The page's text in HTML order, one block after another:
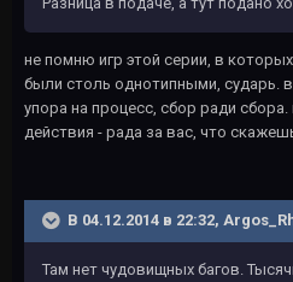
не помню игр этой серии, в
были столь однотипными, сударь.
упора на процесс, сбор ради
действия - рада за вас, что
В 04.12.2014 в 22:32,
Там нет чудовищных багов.